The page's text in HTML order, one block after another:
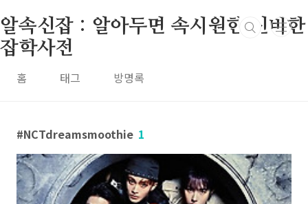
알속신잡 : 알아두면 속시원한 신비한
잡학사전
홈 태그 방명록
NCTdreamsmoothie 1